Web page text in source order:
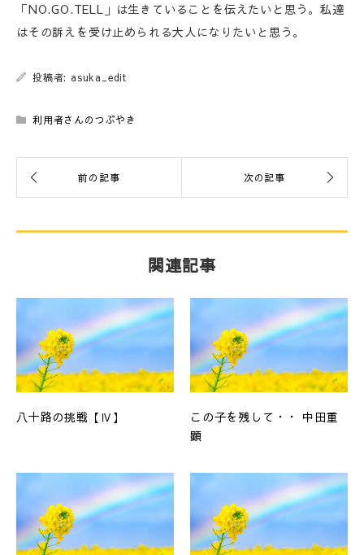
「NO.GO.TELL」は生きていることを伝えたいと思う。私達
はその訴えを受け止められる大人になりたいと思う。
投稿者: asuka_edit
利用者さんのつぶやき
関連記事
八十路の挑戦【Ⅳ】
この子を残して・・ 中田重
顕